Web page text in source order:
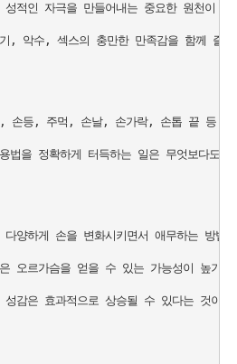
성적인 자극을 만들어내는 중요한 원천이
, 악수, 섹스의 충만한 만족감을 함께 즐
, 손등, 주먹, 손날, 손가락, 손톱 끝 등
법을 정확하게 터득하는 일은 무엇보다도
다양하게 손을 변화시키면서 애무하는 방
오르가슴을 얻을 수 있는 가능성이 높기
성감은 효과적으로 상승될 수 있다는 것이